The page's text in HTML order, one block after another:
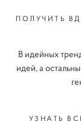
ПОЛУЧИТЬ
В идейных
идей, а
УЗНАТЬ